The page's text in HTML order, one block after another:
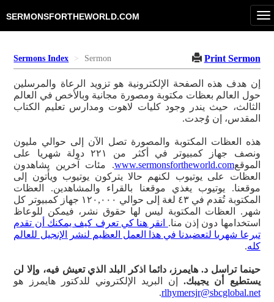
SERMONSFORTHEWORLD.COM
Sermons Index Sermon Print Sermon
إن هدف هذه الصفحة الإلكترونية هو تزويد الرعاة والمرسلين
حول العالم بعظات مكتوبة ومصورة مجانية وبالأخص في العالم
الثالث، حيث يندر وجود كليات لاهوت ومدارس تعليم الكتاب
المقدس، إن وُجدت.
هذه العظات المكتوبة والمصورة تصل الآن إلى حوالي مليون
ونصف جهاز كمبيوتر في أكثر من ٢٢١ دولة شهريا على
الموقعwww.sermonsfortheworld.com. مئات آخرين يشاهدون
العظات على يوتيوب لكنهم حالا يتركون يوتيوب ويأتون إلى
موقعنا. يوتيوب يغذي موقعنا بالقراء والمشاهدين. العظات
المكتوبة تُقدم في ٤٣ لغة إلى حوالي ١٢٠,٠٠٠ جهاز كمبيوتر كل
شهر. العظات المكتوبة ليس لها حقوق نشر، فيمكن للوعاظ
استخدامها دون إذن منا. انقر هنا كي تعرف كيف يمكنك أن تقدم
تبرعا شهريا لتعضيدنا في هذا العمل العظيم لنشر الإنجيل للعالم
كله.
حينما تراسل د. هايمرز، دائما اذكر البلد الذي تعيش فيه، وإلا لن
يستطيع أن يجيبك.
إن البريد الإلكتروني للدكتور هايمرز هو
rlhymersjr@sbcglobal.net
.